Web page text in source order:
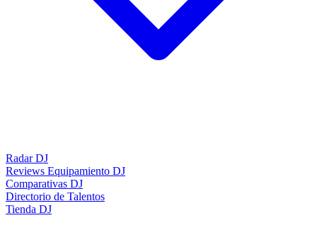
Radar DJ
Reviews Equipamiento DJ
Comparativas DJ
Directorio de Talentos
Tienda DJ